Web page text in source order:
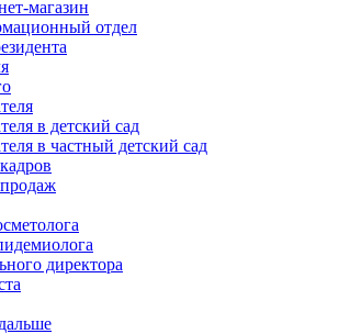
магазин
отдел
в детский сад
в частный детский сад
директора
дальше